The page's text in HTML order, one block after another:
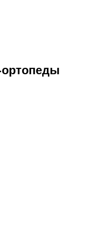
ортопеды